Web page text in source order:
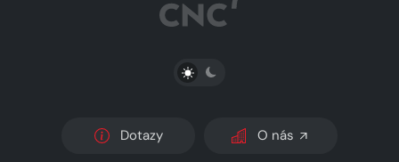
PŘEPNOUT SVĚTLÝ/TMAVÝ REŽIM
Dotazy O nás